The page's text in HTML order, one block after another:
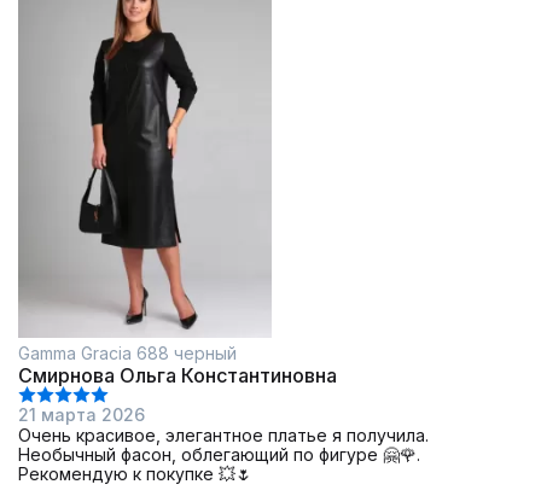
Gamma Gracia 688 черный
Смирнова Ольга Константиновна
21 марта 2026
Очень красивое, элегантное платье я получила.
Необычный фасон, облегающий по фигуре 🤗🌹.
Рекомендую к покупке 💥🌷